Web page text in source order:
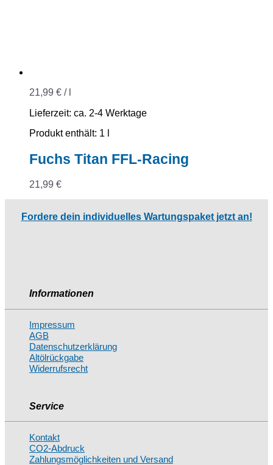
21,99 € /
Lieferzeit: ca. 2-4 Werktage
Produkt enthält: 1
Fuchs Titan FFL-Racing
21,99 €
Fordere dein individuelles Wartungspaket jetzt an!
Informationen
Impressum
AGB
Datenschutzerklärung
Altölrückgabe
Widerrufsrecht
Service
Kontakt
CO2-Abdruck
Zahlungsmöglichkeiten und Versand